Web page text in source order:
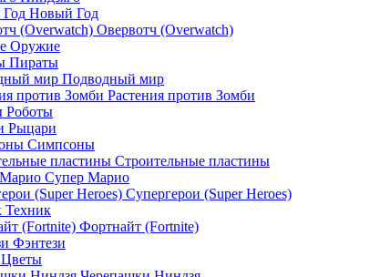
Новый Год
Овервотч (Overwatch)
Оружие
Пираты
Подводный мир
Растения против Зомби
Роботы
Рыцари
Симпсоны
Строительные пластины
Супер Марио
Супергерои (Super Heroes)
Техник
Фортнайт (Fortnite)
Фэнтези
Цветы